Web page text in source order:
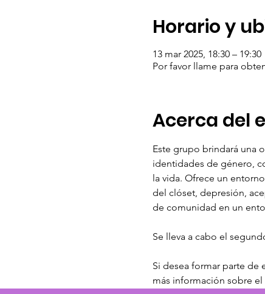
Horario y
13 mar 2025, 18:30 – 19:30
Por favor llame para
Acerca del
Este grupo brindará una
identidades de género,
la vida. Ofrece un
del clóset, depresión,
de comunidad en un
Se lleva a cabo el
Si desea formar parte de
más información sobre